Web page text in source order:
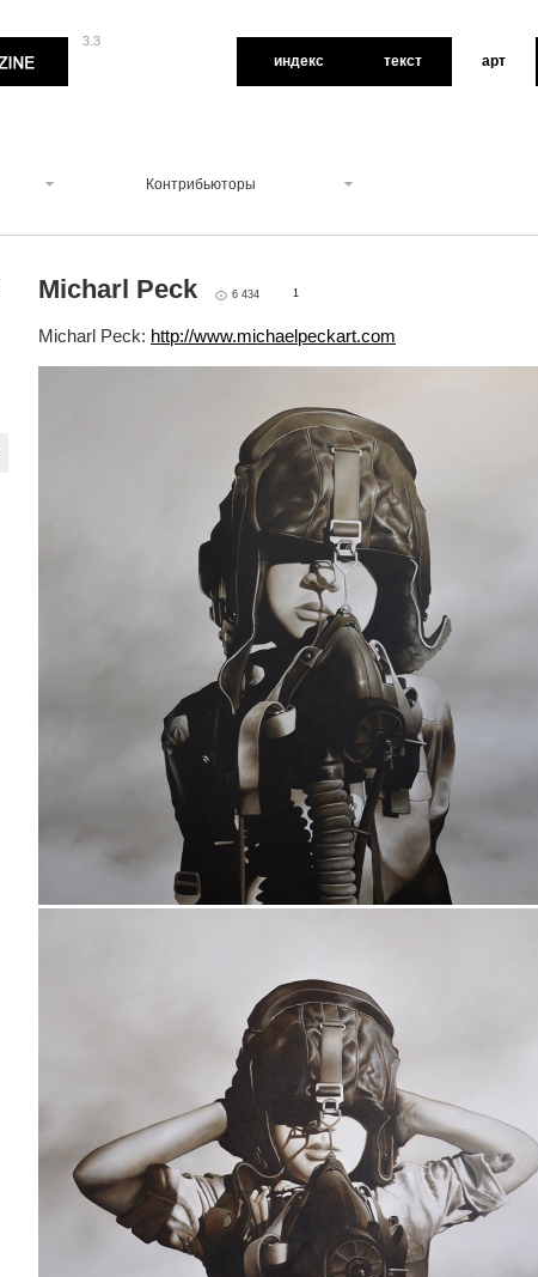
3.3
индекс текст арт
Контрибьюторы
Micharl Peck 6 434 1
Micharl Peck: http://www.michaelpeckart.com